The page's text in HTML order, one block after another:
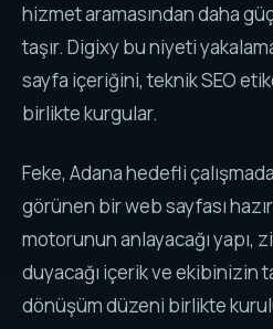
hizmet aramasından daha
taşır. Digixy bu niyeti
sayfa içeriğini, teknik SEO
birlikte kurgular.
Feke, Adana hedefli
görünen bir web sayfası
motorunun anlayacağı yapı,
duyacağı içerik ve ekibinizin
dönüşüm düzeni birlikte